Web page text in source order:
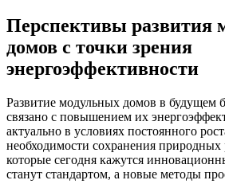
Перспективы развития
домов с точки зрения
энергоэффективности
Развитие модульных домов в будущем
связано с повышением их
актуально в условиях постоянного
необходимости сохранения природных
которые сегодня кажутся
станут стандартом, а новые методы